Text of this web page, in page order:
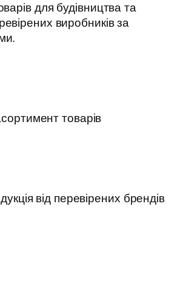
для будівництва та
виробників за
товарів
від перевірених брендів